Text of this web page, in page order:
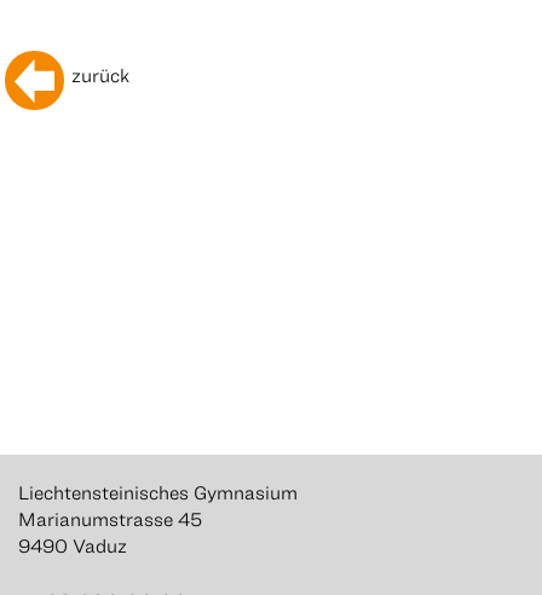
zurück
Liechtensteinisches Gymnasium
Marianumstrasse 45
9490 Vaduz